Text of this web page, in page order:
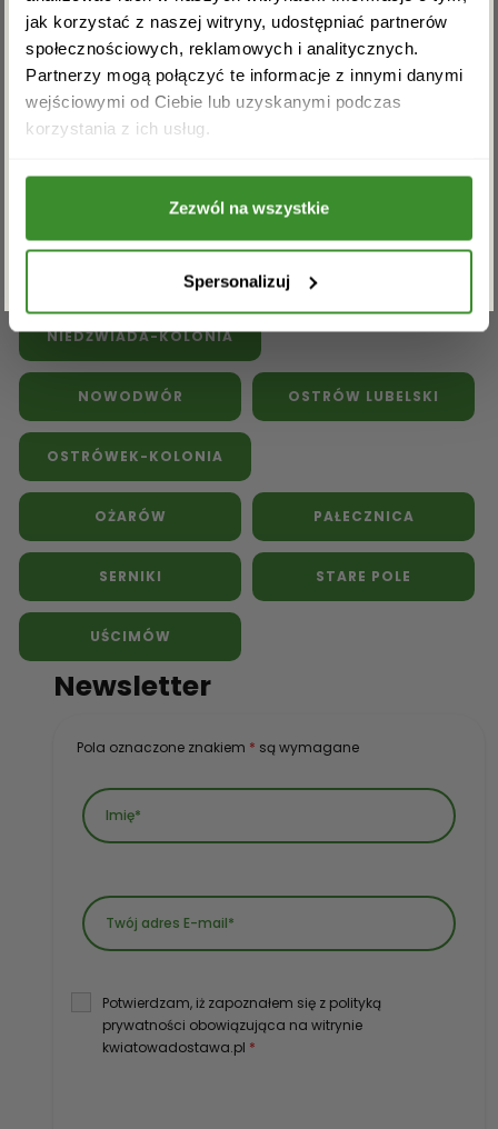
jak korzystać z naszej witryny, udostępniać partnerów
społecznościowych, reklamowych i analitycznych.
Partnerzy mogą połączyć te informacje z innymi danymi
wejściowymi od Ciebie lub uzyskanymi podczas
korzystania z ich usług.
Zezwól na wszystkie
Spersonalizuj
Kwiaty na pogrzeb
Inne kwiaciarnie w powiecie
lubartowskim:
JEZIORZANY
NIEDŹWIADA-KOLONIA
NOWODWÓR OSTRÓW LUBELSKI
OSTRÓWEK-KOLONIA
OŻARÓW PAŁECZNICA
SERNIKI STARE POLE
UŚCIMÓW
Newsletter
Pola oznaczone znakiem * są wymagane
Potwierdzam, iż zapoznałem się z polityką
prywatności obowiązująca na witrynie
kwiatowadostawa.pl *
Akceptuję regulamin i wyrażam zgodę na
przetwarzanie powyższych danych osobowych
ZAPISZ SIĘ